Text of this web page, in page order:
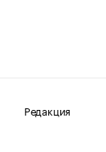
Редакция